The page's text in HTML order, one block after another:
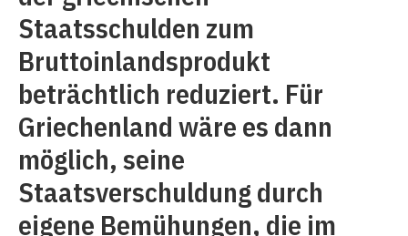
Staatsschulden zum
Bruttoinlandsprodukt
beträchtlich reduziert. Für
Griechenland wäre es dann
möglich, seine
Staatsverschuldung durch
eigene Bemühungen, die im